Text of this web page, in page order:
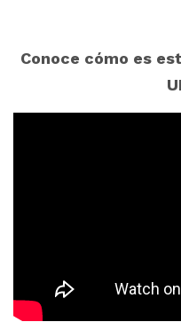
Conoce cómo es